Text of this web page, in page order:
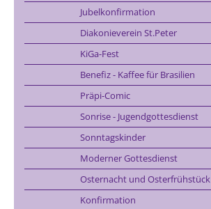
Jubelkonfirmation
Diakonieverein St.Peter
KiGa-Fest
Benefiz - Kaffee für Brasilien
Präpi-Comic
Sonrise - Jugendgottesdienst
Sonntagskinder
Moderner Gottesdienst
Osternacht und Osterfrühstück
Konfirmation